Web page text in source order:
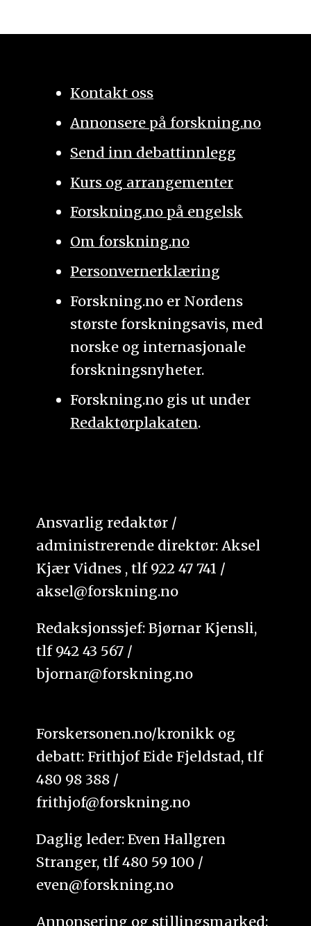
Kontakt oss
Annonsere på forskning.no
Send inn debattinnlegg
Kurs og arrangementer
Forskning.no på engelsk
Om forskning.no
Personvernerklæring
Forskning.no er Nordens
største forskningsavis, med
norske og internasjonale
forskningsnyheter.
Forskning.no gis ut under
Redaktørplakaten.
Ansvarlig redaktør /
administrerende direktør: Aksel
Kjær Vidnes , tlf 922 47 741 /
aksel@forskning.no
Redaksjonssjef: Bjørnar Kjensli,
tlf 942 43 567 /
bjornar@forskning.no
Forskersonen.no/kronikk og
debatt: Frithjof Eide Fjeldstad, tlf
480 98 388 /
frithjof@forskning.no
Daglig leder: Even Hallgren
Stranger, tlf 480 59 100 /
even@forskning.no
Annonsering og stillingsmarked: